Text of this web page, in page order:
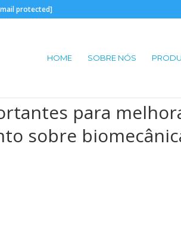
protected]
HOME SOBRE NÓS
para
sobre